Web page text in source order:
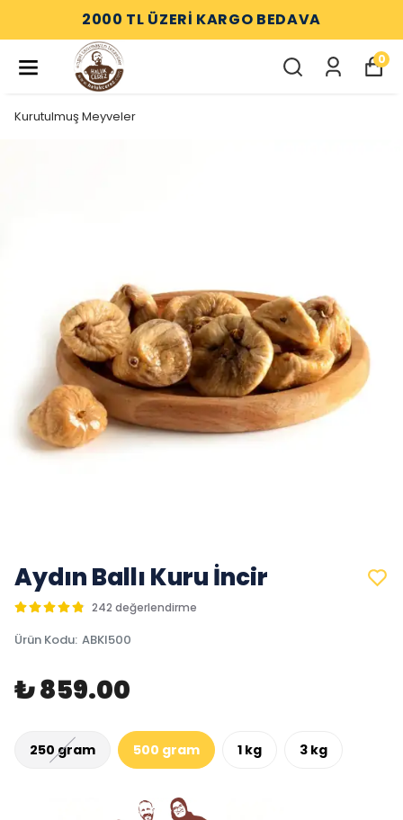
2000 TL ÜZERİ KARGO BEDAVA
0
Kurutulmuş Meyveler
Aydın Ballı Kuru İncir
242 değerlendirme
Ürün Kodu: ABKI500
₺ 859.00
250 gram 500 gram 1 kg 3 kg